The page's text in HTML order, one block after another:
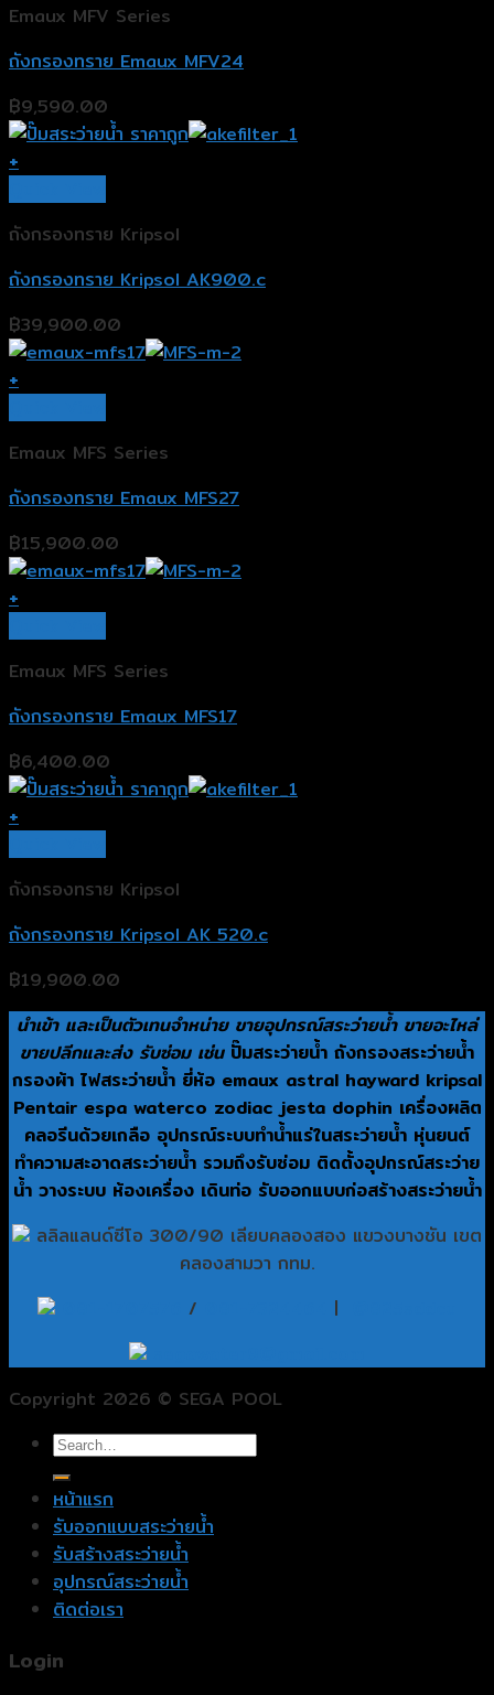
Emaux MFV Series
ถังกรองทราย Emaux MFV24
฿9,590.00
+
ถังกรองทราย Kripsol
ถังกรองทราย Kripsol AK900.c
฿39,900.00
+
Emaux MFS Series
ถังกรองทราย Emaux MFS27
฿15,900.00
+
Emaux MFS Series
ถังกรองทราย Emaux MFS17
฿6,400.00
+
ถังกรองทราย Kripsol
ถังกรองทราย Kripsol AK 520.c
฿19,900.00
นำเข้า และเป็นตัวเทนจำหน่าย ขายอุปกรณ์สระว่ายน้ำ ขายอะไหล่
ขายปลีกและส่ง รับซ่อม เช่น ปั๊มสระว่ายน้ำ ถังกรองสระว่ายน้ำ
กรองผ้า ไฟสระว่ายน้ำ ยี่ห้อ emaux astral hayward kripsal
Pentair espa waterco zodiac jesta dophin เครื่องผลิต
คลอรีนด้วยเกลือ อุปกรณ์ระบบทำน้ำแร่ในสระว่ายน้ำ หุ่นยนต์
ทำความสะอาดสระว่ายน้ำ รวมถึงรับซ่อม ติดตั้งอุปกรณ์สระว่าย
น้ำ วางระบบ ห้องเครื่อง เดินท่อ รับออกแบบก่อสร้างสระว่ายน้ำ
ลลิลแลนด์ซีโอ 300/90 เลียบคลองสอง แขวงบางชัน เขต
คลองสามวา กทม.
/ |
Copyright 2026 © SEGA POOL
หน้าแรก
รับออกแบบสระว่ายน้ำ
รับสร้างสระว่ายน้ำ
อุปกรณ์สระว่ายน้ำ
ติดต่อเรา
Login